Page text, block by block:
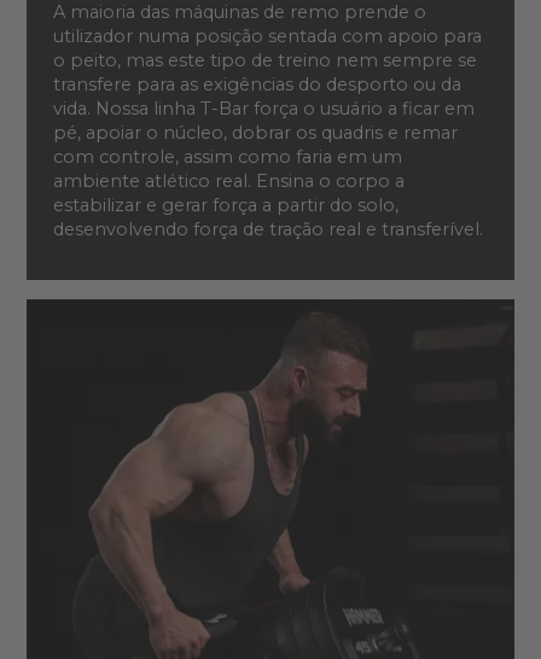
A maioria das máquinas de remo prende o
utilizador numa posição sentada com apoio para
o peito, mas este tipo de treino nem sempre se
transfere para as exigências do desporto ou da
vida. Nossa linha T-Bar força o usuário a ficar em
pé, apoiar o núcleo, dobrar os quadris e remar
com controle, assim como faria em um
ambiente atlético real. Ensina o corpo a
estabilizar e gerar força a partir do solo,
desenvolvendo força de tração real e transferível.